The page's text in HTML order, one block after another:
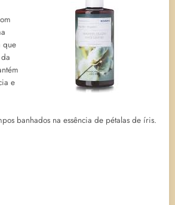
que
e
banhados na essência de pétalas de íris.